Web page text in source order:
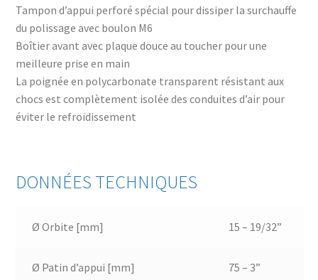
Tampon d’appui perforé spécial pour dissiper la surchauffe
du polissage avec boulon M6
Boîtier avant avec plaque douce au toucher pour une
meilleure prise en main
La poignée en polycarbonate transparent résistant aux
chocs est complètement isolée des conduites d’air pour
éviter le refroidissement
DONNÉES TECHNIQUES
Ø Orbite [mm] 15 – 19/32”
Ø Patin d’appui [mm] 75 – 3”